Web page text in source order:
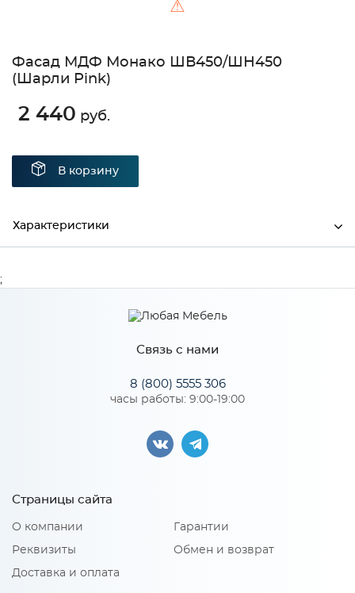
⚠
Фасад МДФ Монако ШВ450/ШН450
(Шарли Pink)
2 440 руб.
В корзину
Характеристики
Связь с нами
8 (800) 5555 306
часы работы: 9:00-19:00
Страницы сайта
О компании
Реквизиты
Доставка и оплата
Гарантии
Обмен и возврат
;